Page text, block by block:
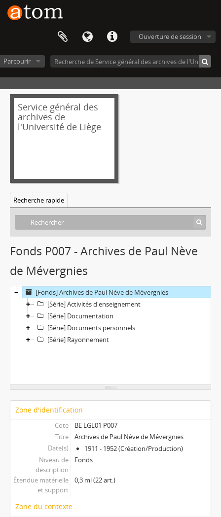
Ouverture de session
Parcourir
Service général des
archives de
l'Université de Liège
Recherche rapide
Fonds P007 - Archives de Paul Nève
de Mévergnies
[Fonds] Archives de Paul Nève de Mévergnies
[Série] Activités d'enseignement
[Série] Documentation
[Série] Documents personnels
[Série] Rayonnement
Zone d'identification
Cote
BE LGL01 P007
Titre
Archives de Paul Nève de Mévergnies
Date(s)
1911 - 1952 (Création/Production)
Niveau de
description
Fonds
Étendue matérielle
et support
0,3 ml (22 art.)
Zone du contexte